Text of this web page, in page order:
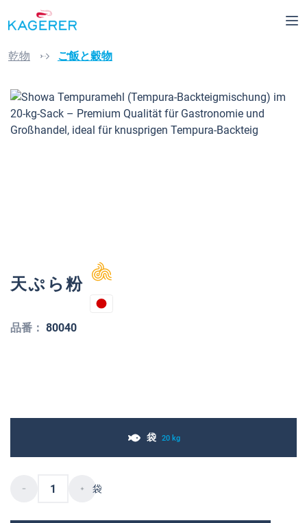
Skip to main content
乾物 ご飯と穀物
天ぷら粉
品番： 80040
袋 20 kg
袋